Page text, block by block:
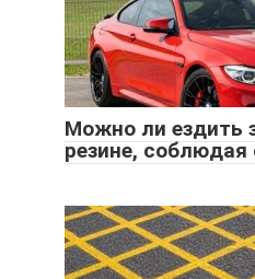
Можно ли ездить
резине,